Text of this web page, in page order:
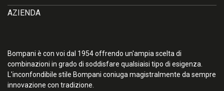
AZIENDA
Bompani è con voi dal 1954 offrendo un'ampia scelta di
combinazioni in grado di soddisfare qualsiaisi tipo di esigenza.
L'inconfondibile stile Bompani coniuga magistralmente da sempre
innovazione con tradizione.